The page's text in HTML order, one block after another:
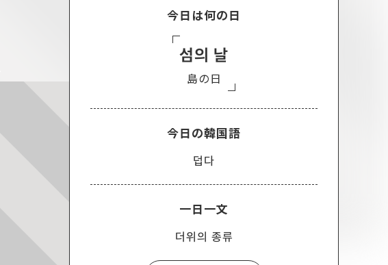
今日は何の日
섬의 날
島の日
今日の韓国語
덥다
一日一文
더위의 종류